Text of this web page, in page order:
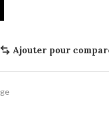
Ajouter pour